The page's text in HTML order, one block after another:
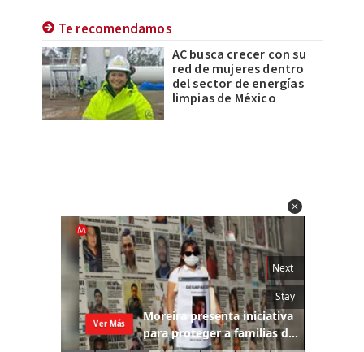
Te recomendamos
AC busca crecer con su
red de mujeres dentro
del sector de energías
limpias de México